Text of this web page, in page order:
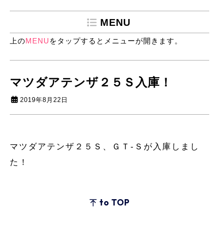
MENU
上のMENU をタップするとメニューが開きます。
マツダアテンザ２５Ｓ入庫！
2019年8月22日
マツダアテンザ２５Ｓ、ＧＴ-Ｓが入庫しまし
た！
to TOP